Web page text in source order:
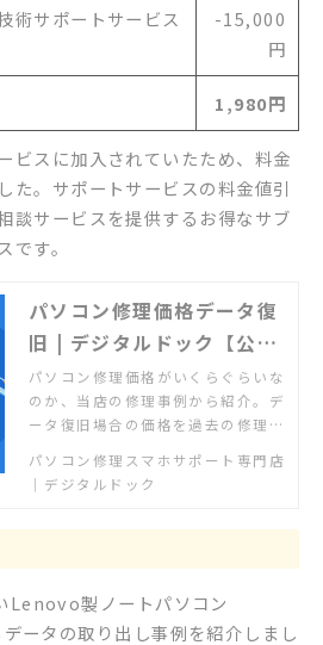
術サポートサービス
-15,000
円
1,980円
ビスに加入されていたため、料金
た。サポートサービスの料金値引
談サービスを提供するお得なサブ
す。
パソコン修理価格データ復
旧 | デジタルドック【公
式】
パソコン修理価格がいくらぐらいな
のか、当店の修理事例から紹介。デ
ータ復旧場合の価格を過去の修理事
作業前にはお客様にお見積もりを必
ず提示し、了承いただいたうえで作
パソコン修理スマホサポート専門店
｜デジタルドック
製ノートパソコン
ータの取り出し事例を紹介しまし